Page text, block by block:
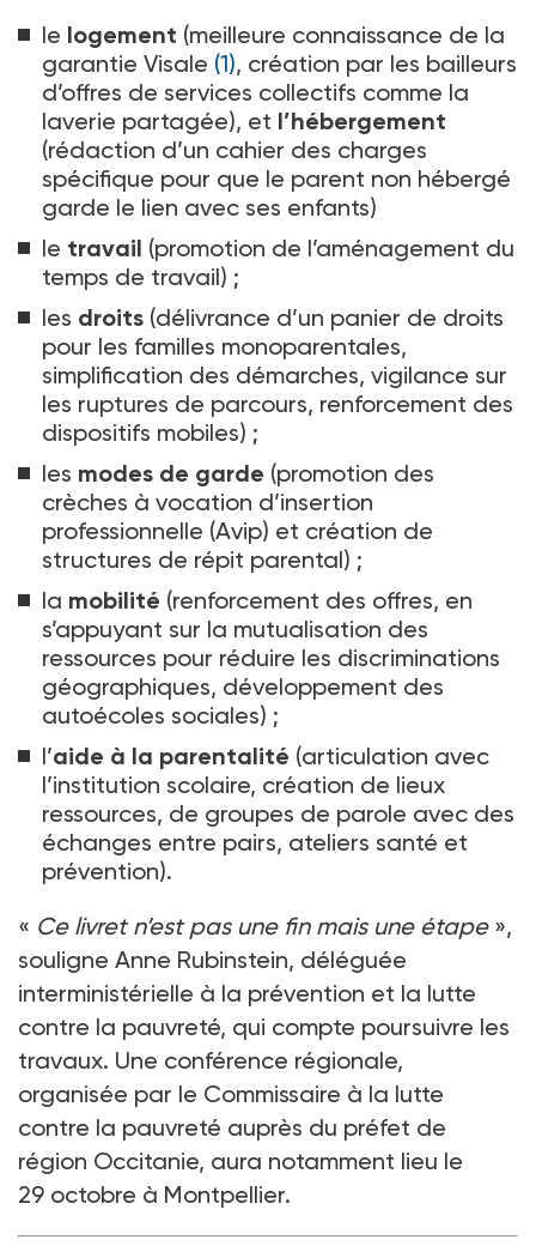
le logement (meilleure connaissance de la
garantie Visale (1), création par les bailleurs
d’offres de services collectifs comme la
laverie partagée), et l’hébergement
(rédaction d’un cahier des charges
spécifique pour que le parent non hébergé
garde le lien avec ses enfants)
le travail (promotion de l’aménagement du
temps de travail) ;
les droits (délivrance d’un panier de droits
pour les familles monoparentales,
simplification des démarches, vigilance sur
les ruptures de parcours, renforcement des
dispositifs mobiles) ;
les modes de garde (promotion des
crèches à vocation d’insertion
professionnelle (Avip) et création de
structures de répit parental) ;
la mobilité (renforcement des offres, en
s’appuyant sur la mutualisation des
ressources pour réduire les discriminations
géographiques, développement des
autoécoles sociales) ;
l’aide à la parentalité (articulation avec
l’institution scolaire, création de lieux
ressources, de groupes de parole avec des
échanges entre pairs, ateliers santé et
prévention).
« Ce livret n’est pas une fin mais une étape »,
souligne Anne Rubinstein, déléguée
interministérielle à la prévention et la lutte
contre la pauvreté, qui compte poursuivre les
travaux. Une conférence régionale,
organisée par le Commissaire à la lutte
contre la pauvreté auprès du préfet de
région Occitanie, aura notamment lieu le
29 octobre à Montpellier.